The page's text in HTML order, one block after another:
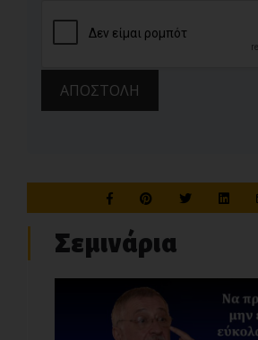
ΑΠΟΣΤΟΛΗ
Σεμινάρια